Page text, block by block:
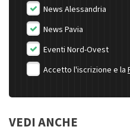
News Alessandria
News Pavia
Eventi Nord-Ovest
Accetto l'iscrizione e la
VEDI ANCHE